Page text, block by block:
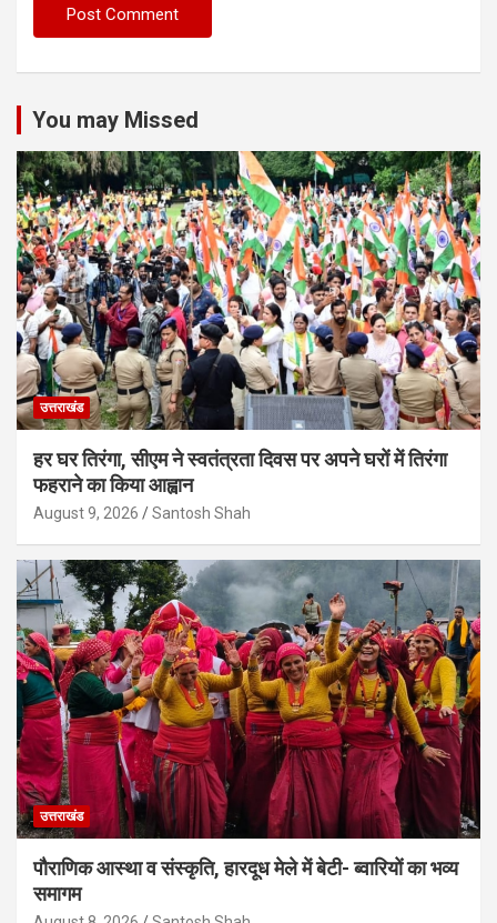
You may Missed
उत्तराखंड
हर घर तिरंगा, सीएम ने स्वतंत्रता दिवस पर अपने घरों में तिरंगा
फहराने का किया आह्वान
August 9, 2026 Santosh Shah
उत्तराखंड
पौराणिक आस्था व संस्कृति, हारदूध मेले में बेटी- ब्वारियों का भव्य
समागम